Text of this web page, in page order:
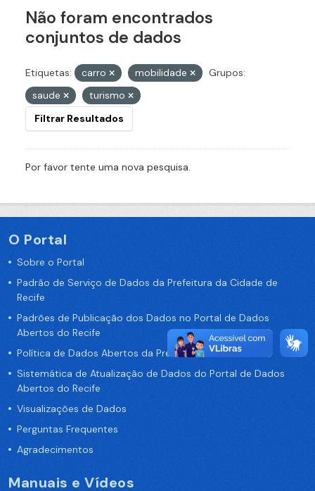
Não foram encontrados
conjuntos de dados
Etiquetas: carro mobilidade
Grupos:
saude
turismo
Filtrar Resultados
Por favor tente uma nova pesquisa.
O Portal
Sobre o Portal
Padrão de Serviço de Dados da Prefeitura da Cidade de
Recife
Padrões de Publicação dos Dados no Portal de Dados
Abertos do Recife
Política de Dados Abertos da Prefeitura do Recife
Sistemática de Atualização de Dados do Portal de Dados
Abertos do Recife
Visualizações de Dados
Perguntas Frequentes
Agradecimentos
Manuais e Vídeos